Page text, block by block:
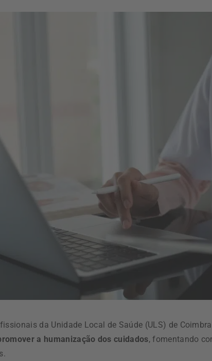
da Unidade Local de Saúde (ULS) de
a humanização dos cuidados, fomentando